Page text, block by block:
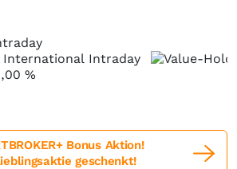
%
Bonus Aktion!
geschenkt!